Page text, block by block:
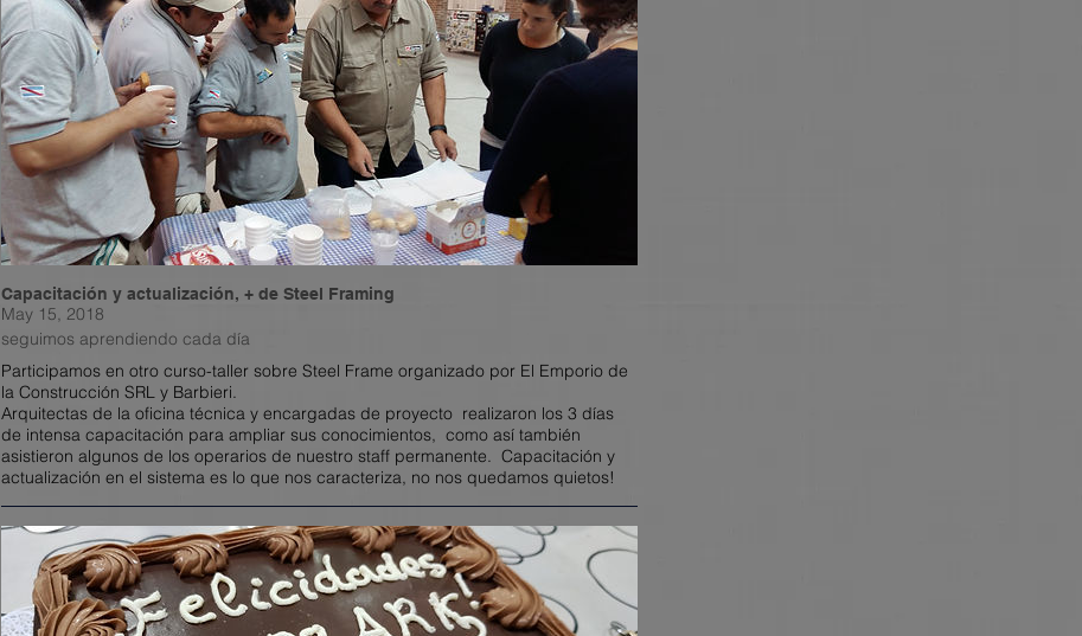
Capacitación y actualización, + de Steel Framing
May 15, 2018
seguimos aprendiendo cada día
Participamos en otro curso-taller sobre Steel Frame organizado por El Emporio de
la Construcción SRL y Barbieri.
Arquitectas de la oficina técnica y encargadas de proyecto realizaron los 3 días
de intensa capacitación para ampliar sus conocimientos, como así también
asistieron algunos de los operarios de nuestro staff permanente. Capacitación y
actualización en el sistema es lo que nos caracteriza, no nos quedamos quietos!